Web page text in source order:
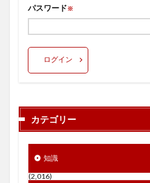
パスワード※
ログイン
カテゴリー
知識
(2,016)